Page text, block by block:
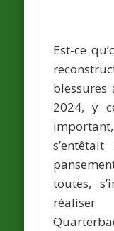
Est-ce
blessures
2024, y
toutes,